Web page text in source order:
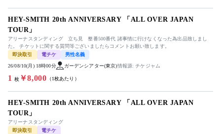
HEY-SMITH 20th ANNIVERSARY 「ALL OVER JAPAN
TOUR」
アリーナスタンディング 立ち見 整番500番代 諸事情に行けなくなった為出品致しまし
た。 チケットに関する質問等ございましたらコメントお願い致します。
即決取引
電チケ 男性名義
26/08/10(月) 18時00分 ガーデンシアター(東京)情報源: チケジャム
1 枚￥8,000 （1枚あたり）
HEY-SMITH 20th ANNIVERSARY 「ALL OVER JAPAN
TOUR」
アリーナスタンディング
即決取引
電チケ